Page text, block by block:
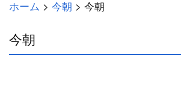
ホーム > 今朝 > 今朝
今朝